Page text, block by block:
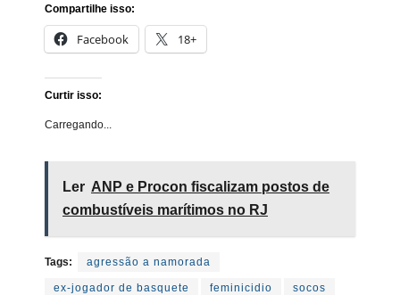
Compartilhe isso:
Facebook 18+
Curtir isso:
Carregando...
Ler ANP e Procon fiscalizam postos de
combustíveis marítimos no RJ
Tags: agressão a namorada
ex-jogador de basquete feminicidio socos